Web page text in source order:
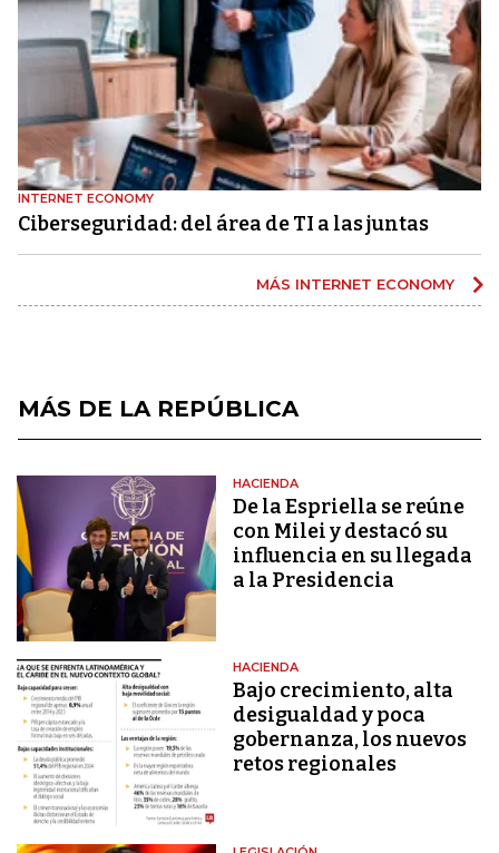
INTERNET ECONOMY
Ciberseguridad: del área de TI a las juntas
MÁS INTERNET ECONOMY
MÁS DE LA REPÚBLICA
HACIENDA
De la Espriella se reúne
con Milei y destacó su
influencia en su llegada
a la Presidencia
HACIENDA
Bajo crecimiento, alta
desigualdad y poca
gobernanza, los nuevos
retos regionales